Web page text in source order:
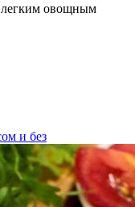
овощным
и без